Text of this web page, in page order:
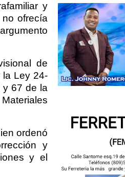
y
ofrecía
de
la Ley 24-
y 67 de la
ordenó
y
y el